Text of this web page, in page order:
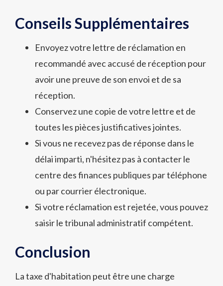
Conseils Supplémentaires
Envoyez votre lettre de réclamation en
recommandé avec accusé de réception pour
avoir une preuve de son envoi et de sa
réception.
Conservez une copie de votre lettre et de
toutes les pièces justificatives jointes.
Si vous ne recevez pas de réponse dans le
délai imparti, n'hésitez pas à contacter le
centre des finances publiques par téléphone
ou par courrier électronique.
Si votre réclamation est rejetée, vous pouvez
saisir le tribunal administratif compétent.
Conclusion
La taxe d'habitation peut être une charge